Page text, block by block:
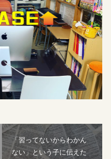
「習ってないからわかん
ない」という子に伝えた